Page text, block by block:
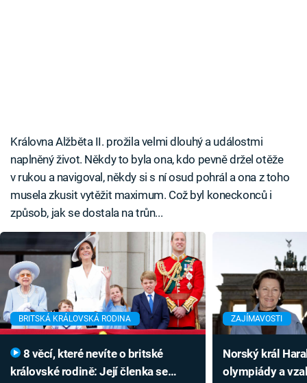
Královna Alžběta II. prožila velmi dlouhý a událostmi
naplněný život. Někdy to byla ona, kdo pevně držel otěže
v rukou a navigoval, někdy si s ní osud pohrál a ona z toho
musela zkusit vytěžit maximum. Což byl koneckonců i
způsob, jak se dostala na trůn...
BRITSKÁ KRÁLOVSKÁ RODINA
královské rodině: Její členka se
ZAJÍMAVOSTI
Norský král
olympiády a